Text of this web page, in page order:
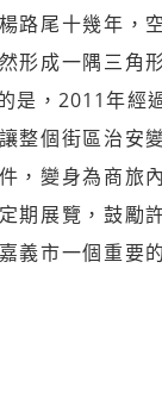
路尾十幾年，
形成一隅三角
是，2011年經
整個街區治安
，變身為商旅
期展覽，鼓勵
義市一個重要